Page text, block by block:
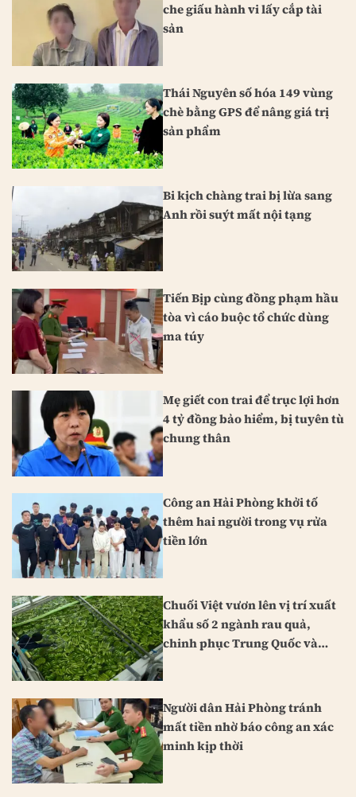
che giấu hành vi lấy cắp tài
sản
Thái Nguyên số hóa 149 vùng
chè bằng GPS để nâng giá trị
sản phẩm
Bi kịch chàng trai bị lừa sang
Anh rồi suýt mất nội tạng
Tiến Bịp cùng đồng phạm hầu
tòa vì cáo buộc tổ chức dùng
ma túy
Mẹ giết con trai để trục lợi hơn
4 tỷ đồng bảo hiểm, bị tuyên tù
chung thân
Công an Hải Phòng khởi tố
thêm hai người trong vụ rửa
tiền lớn
Chuối Việt vươn lên vị trí xuất
khẩu số 2 ngành rau quả,
chinh phục Trung Quốc và
Người dân Hải Phòng tránh
mất tiền nhờ báo công an xác
minh kịp thời